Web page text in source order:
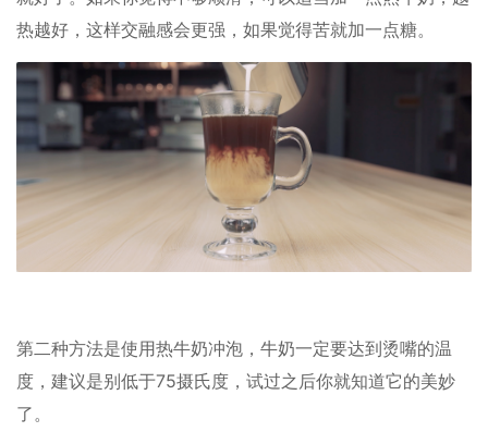
热越好，这样交融感会更强，如果觉得苦就加一点糖。
第二种方法是使用热牛奶冲泡，牛奶一定要达到烫嘴的温
度，建议是别低于75摄氏度，试过之后你就知道它的美妙
了。